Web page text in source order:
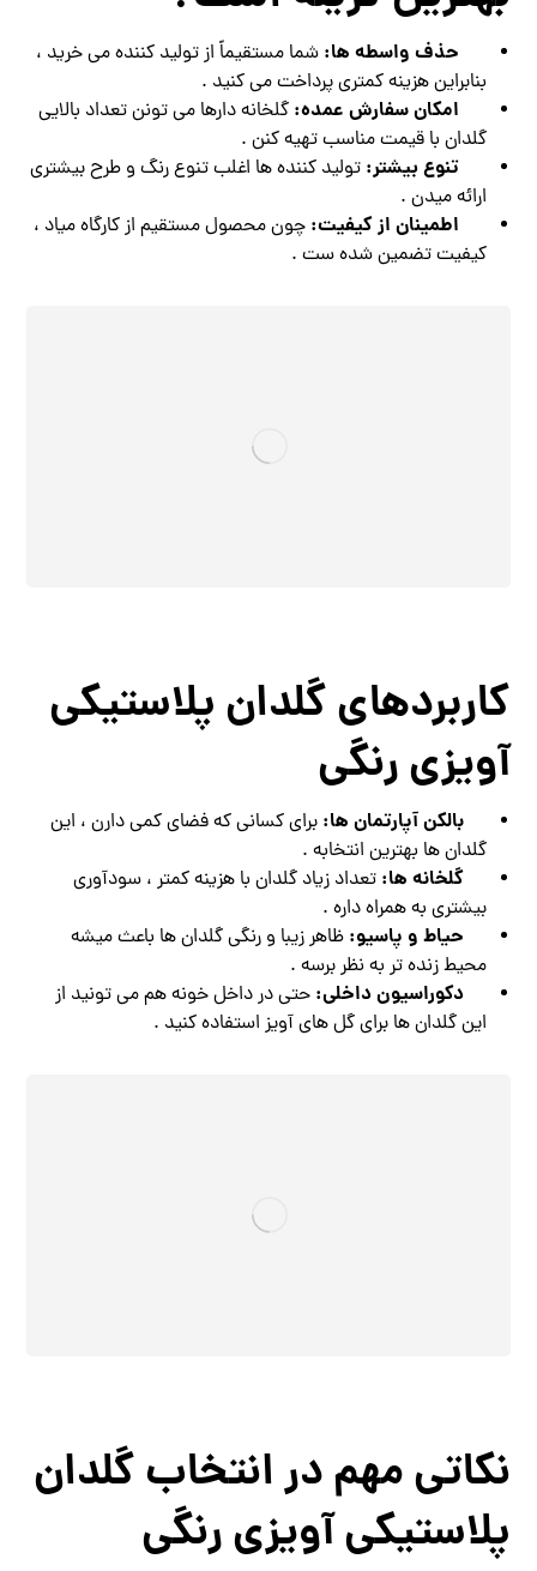
حذف واسطه‌ ها: شما مستقیماً از تولید کننده می ‌خرید ،
بنابراین هزینه کمتری پرداخت می‌ کنید .
امکان سفارش عمده: گلخانه‌ دارها می‌ تونن تعداد بالایی
گلدان با قیمت مناسب تهیه کنن .
تنوع بیشتر: تولید کننده‌ ها اغلب تنوع رنگ و طرح بیشتری
ارائه میدن .
اطمینان از کیفیت: چون محصول مستقیم از کارگاه میاد ،
کیفیت تضمین‌ شده‌ ست .
کاربردهای گلدان پلاستیکی
آویزی رنگی
بالکن آپارتمان ‌ها: برای کسانی که فضای کمی دارن ، این
گلدان ‌ها بهترین انتخابه .
گلخانه‌ ها: تعداد زیاد گلدان با هزینه کمتر ، سودآوری
بیشتری به همراه داره .
حیاط و پاسیو: ظاهر زیبا و رنگی گلدان‌ ها باعث میشه
محیط زنده‌ تر به نظر برسه .
دکوراسیون داخلی: حتی در داخل خونه هم می ‌تونید از
این گلدان‌ ها برای گل‌ های آویز استفاده کنید .
نکاتی مهم در انتخاب گلدان
پلاستیکی آویزی رنگی